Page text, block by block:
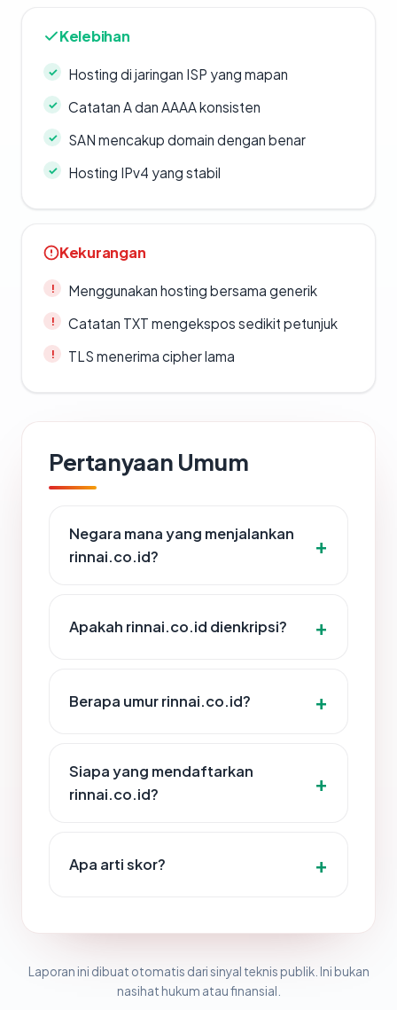
Kelebihan
Hosting di jaringan ISP yang mapan
Catatan A dan AAAA konsisten
SAN mencakup domain dengan benar
Hosting IPv4 yang stabil
Kekurangan
Menggunakan hosting bersama generik
Catatan TXT mengekspos sedikit petunjuk
TLS menerima cipher lama
Pertanyaan Umum
Negara mana yang menjalankan
rinnai.co.id?
Apakah rinnai.co.id dienkripsi?
Berapa umur rinnai.co.id?
Siapa yang mendaftarkan
rinnai.co.id?
Apa arti skor?
Laporan ini dibuat otomatis dari sinyal teknis publik. Ini bukan
nasihat hukum atau finansial.